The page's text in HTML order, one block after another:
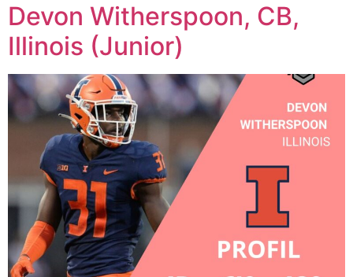
Devon Witherspoon, CB,
Illinois (Junior)